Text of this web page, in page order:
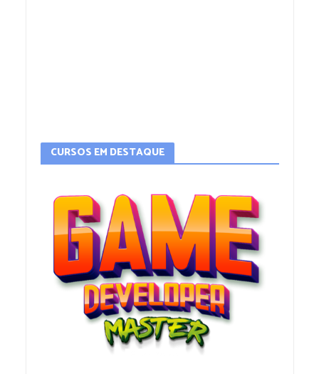
CURSOS EM DESTAQUE